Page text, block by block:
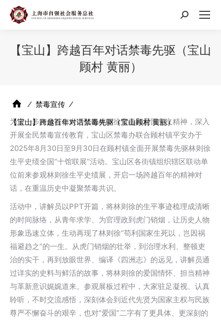
搜
【宝山】跨越百年对话禁毒先驱（宝山
顾村 黄丽）
⁄ 禁毒宣传 ⁄
【宝山】跨越百年对话禁毒先驱（宝山顾村 黄丽）
为进一步在全社会大力弘扬林则徐禁毒和爱国主义精神，深入
开展全民禁毒宣传教育，宝山区禁毒办联合顾村镇平安办于
2025年8月30日至9月30日在顾村镇全面开展禁毒先驱林则徐
生平史绩全国“十馆联展”活动。宝山区各街镇组织辖区联动单
位前来参观林则徐生平史绩展，开启一场跨越百年的精神对
话，在重温历史中凝聚禁毒共识。
活动中，讲解员以PPT开篇，将林则徐的生平事迹梳理成清晰
的时间脉络，从青年求学、为官理政到虎门销烟，让历史人物
形象迅速立体，生动再现了林则徐“苟利国家生死以，岂因祸
福避趋之”的一生。从虎门销烟的壮举，到治理水利、整顿吏
治的实干，再到放眼世界、编译《四洲志》的远见，讲解员通
过详实的史料与鲜活的故事，将林则徐的爱国情怀、担当精神
与革新意识娓娓道来。参观展板过程中，大家驻足凝视、认真
聆听，不时交流感悟，深刻体会到近代先贤为国家主权与民族
尊严不懈奋斗的艰辛，也对“爱国”二字有了更具体、更深刻的